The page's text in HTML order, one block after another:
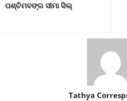
ପଶ୍ଚିମବଙ୍ଗ ସୀମା ସିଲ୍‍
Tathya